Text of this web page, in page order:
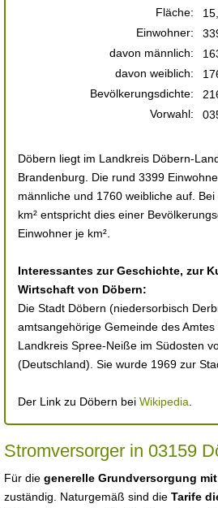
Fläche:
Einwohner:
davon männlich:
davon weiblich:
Bevölkerungsdichte:
Vorwahl:
Döbern liegt im Landkreis Döbern-
Brandenburg. Die rund 3399
männliche und 1760 weibliche auf.
km² entspricht dies einer
Einwohner je km².
Interessantes zur Geschichte, zur
Wirtschaft von Döbern:
Die Stadt Döbern (niedersorbisch
amtsangehörige Gemeinde des
Landkreis Spree-Neiße im Südosten
(Deutschland). Sie wurde 1969 zur
Der Link zu Döbern bei Wikipedia
Stromversorger in 03159
Für die generelle Grundversorgung
zuständig. Naturgemäß sind die Tarife